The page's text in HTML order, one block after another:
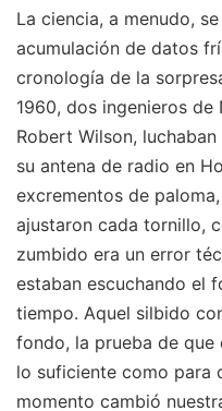
La ciencia, a menudo,
acumulación de datos
cronología de la
1960, dos ingenieros de
Robert Wilson,
su antena de radio en
excrementos de
ajustaron cada tornillo,
zumbido era un error
estaban escuchando el
tiempo. Aquel silbido
fondo, la prueba de que
lo suficiente como para
momento cambió